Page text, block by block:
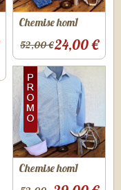
Chemise hom1
24,00 €
52,00 €
Chemise hom1